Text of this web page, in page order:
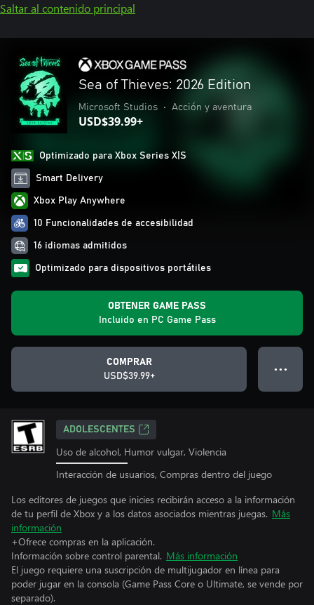
Saltar al contenido principal
Sea of Thieves: 2026 Edition
Microsoft Studios • Acción y aventura
USD$39.99+
Optimizado para Xbox Series X|S
Smart Delivery
Xbox Play Anywhere
10 Funcionalidades de accesibilidad
16 idiomas admitidos
Optimizado para dispositivos portátiles
OBTENER GAME PASS
Incluido en PC Game Pass
COMPRAR
USD$39.99+
● ● ●
ADOLESCENTES
Uso de alcohol, Humor vulgar, Violencia
Interacción de usuarios, Compras dentro del juego
Los editores de juegos que inicies recibirán acceso a la información
de tu perfil de Xbox y a los datos asociados mientras juegas. Más
información
+Ofrece compras en la aplicación.
Información sobre control parental. Más información
El juego requiere una suscripción de multijugador en línea para
poder jugar en la consola (Game Pass Core o Ultimate, se vende por
separado).